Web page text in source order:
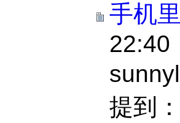
手机
22:40
提到